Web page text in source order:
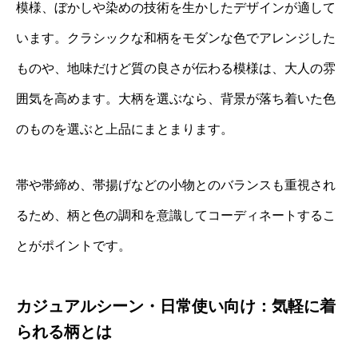
模様、ぼかしや染めの技術を生かしたデザインが適して
います。クラシックな和柄をモダンな色でアレンジした
ものや、地味だけど質の良さが伝わる模様は、大人の雰
囲気を高めます。大柄を選ぶなら、背景が落ち着いた色
のものを選ぶと上品にまとまります。
帯や帯締め、帯揚げなどの小物とのバランスも重視され
るため、柄と色の調和を意識してコーディネートするこ
とがポイントです。
カジュアルシーン・日常使い向け：気軽に着
られる柄とは